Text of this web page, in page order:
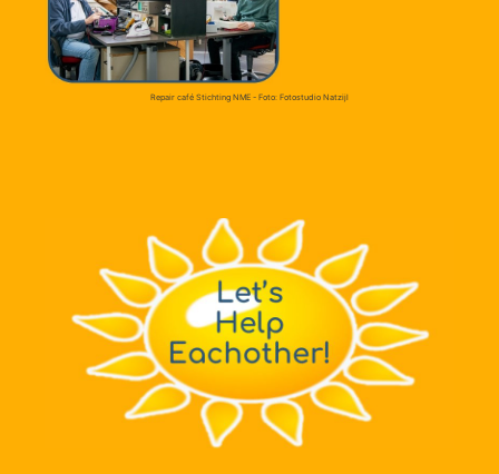
Repair café Stichting NME - Foto: Fotostudio Natzijl